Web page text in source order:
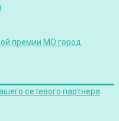
премии МО город
сетевого партнера